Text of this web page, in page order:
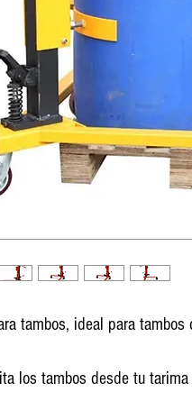
tambos, ideal para
los tambos desde tu tarima